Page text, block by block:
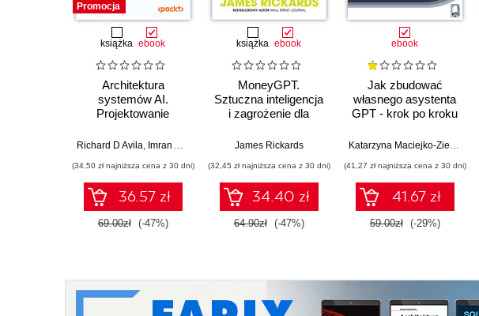
Promocja
książka ebook
Architektura
systemów AI.
Projektowanie
niezawodnego
Richard D Avila, Imran Ahmad
(34,50 zł najniższa cena z 30 dni)
36.57 zł
69.00zł (-47%)
książka ebook
MoneyGPT.
Sztuczna inteligencja
i zagrożenie dla
James Rickards
(32,45 zł najniższa cena z 30 dni)
34.40 zł
64.90zł (-47%)
ebook
Jak zbudować
własnego asystenta
GPT - krok po kroku
Katarzyna Maciejko-Zielińska
(41,27 zł najniższa cena z 30 dni)
41.67 zł
59.00zł (-29%)